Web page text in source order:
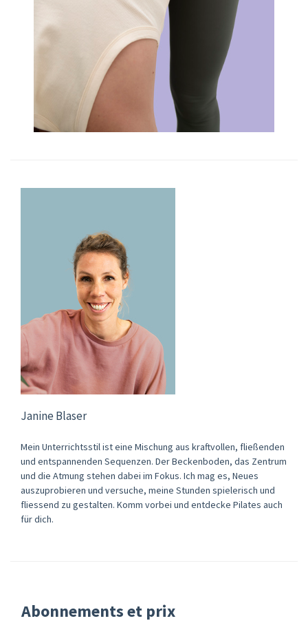
Janine Blaser
Mein Unterrichtsstil ist eine Mischung aus kraftvollen, fließenden
und entspannenden Sequenzen. Der Beckenboden, das Zentrum
und die Atmung stehen dabei im Fokus. Ich mag es, Neues
auszuprobieren und versuche, meine Stunden spielerisch und
fliessend zu gestalten. Komm vorbei und entdecke Pilates auch
für dich.
Abonnements et prix